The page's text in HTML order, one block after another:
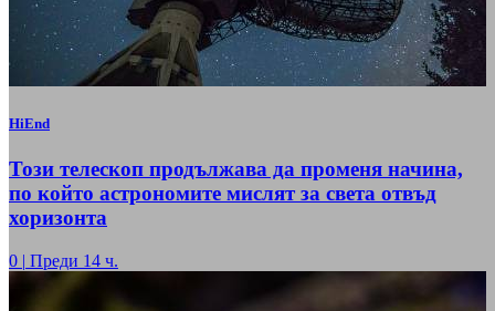
HiEnd
Този телескоп продължава да променя начина,
по който астрономите мислят за света отвъд
хоризонта
0 | Преди 14 ч.